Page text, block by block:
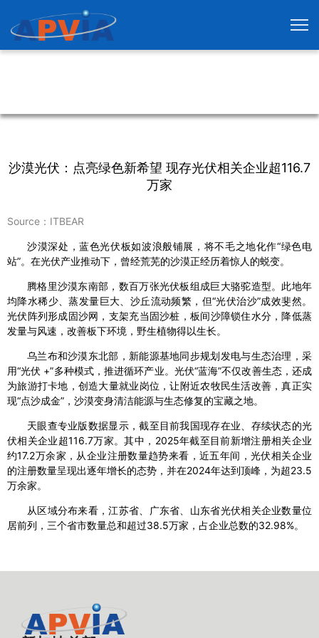
沙漠光伏：点亮绿色新希望 现存光伏相关企业超116.7
万家
Source：ITBEAR
沙漠深处，蓝色光伏板如波浪般铺展，将不毛之地化作“绿色电
站”。在光伏产业推动下，曾经荒芜的沙漠正经历着惊人的蜕变。
腾格里沙漠东南部，数百万张光伏板组成巨大骆驼造型。此地年
均降水稀少、蒸发量巨大、沙丘流动频繁，但“光伏治沙”成效斐然。
光伏阵列形成固沙网，支架充当固沙桩，板间沙障锁住水分，降低蒸
发量与风速，改善板下环境，野生植物得以生长。
乌兰布和沙漠东北部，新能源基地同步规划发电与生态治理，采
用“光伏 +”多种模式，推进循环产业。光伏“蓝海”不仅改善生态，还成
为旅游打卡地，创造大量就业岗位，让附近农牧民生活改善，真正实
现“点沙成金”，沙漠变身清洁能源与生态修复的宝藏之地。
天眼查专业版数据显示，截至目前我国现存在业、存续状态的光
伏相关企业超116.7万家。其中，2025年截至目前新增注册相关企业
约17.2万余家，从企业注册数量趋势来看，近五年间，光伏相关企业
的注册数量呈现出逐年增长的态势，并在2024年达到顶峰，为超23.5
万余家。
从区域分布来看，江苏省、广东省、山东省光伏相关企业数量位
居前列，三个省市数量总和超过38.5万家，占企业总数的32.98%。